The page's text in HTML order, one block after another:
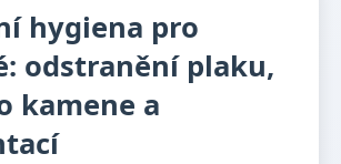
hygiena pro
odstranění plaku,
kamene a